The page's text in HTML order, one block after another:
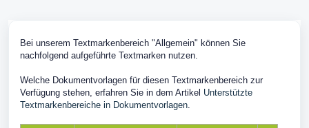
Bei unserem Textmarkenbereich "Allgemein" können Sie
nachfolgend aufgeführte Textmarken nutzen.
Welche Dokumentvorlagen für diesen Textmarkenbereich zur
Verfügung stehen, erfahren Sie in dem Artikel Unterstützte
Textmarkenbereiche in Dokumentvorlagen.